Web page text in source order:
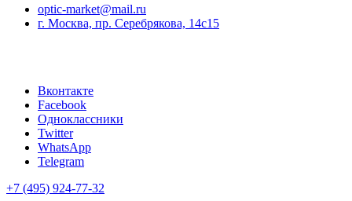
optic-market@mail.ru
г. Москва, пр. Серебрякова, 14с15
Вконтакте
Facebook
Одноклассники
Twitter
WhatsApp
Telegram
+7 (495) 924-77-32